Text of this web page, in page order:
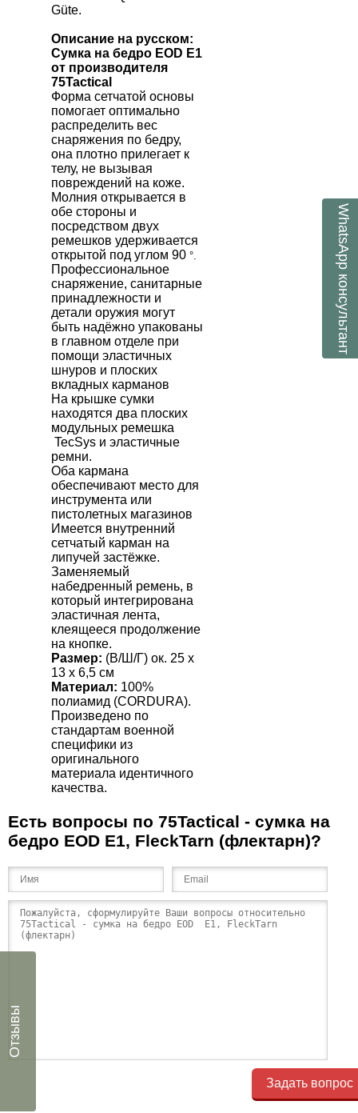
Güte.
Описание на русском:
Сумка на бедро EOD E1
от производителя
75Tactical
Форма сетчатой основы
помогает оптимально
распределить вес
снаряжения по бедру,
она плотно прилегает к
телу, не вызывая
повреждений на коже.
Молния открывается в
обе стороны и
посредством двух
ремешков удерживается
открытой под углом 90 °.
Профессиональное
снаряжение, санитарные
принадлежности и
детали оружия могут
быть надёжно упакованы
в главном отделе при
помощи эластичных
шнуров и плоских
вкладных карманов
На крышке сумки
находятся два плоских
модульных ремешка
TecSys и эластичные
ремни.
Оба кармана
обеспечивают место для
инструмента или
пистолетных магазинов
Имеется внутренний
сетчатый карман на
липучей застёжке.
Заменяемый
набедренный ремень, в
который интегрирована
эластичная лента,
клеящееся продолжение
на кнопке.
Размер: (В/Ш/Г) ок. 25 х
13 х 6,5 см
Материал: 100%
полиамид (СORDURA).
Произведено по
стандартам военной
специфики из
оригинального
материала идентичного
качества.
Есть вопросы по 75Tactical - cумка на
бедро EOD E1, FleckTarn (флектарн)?
Задать вопрос
WhatsApp
консультант
Отзывы